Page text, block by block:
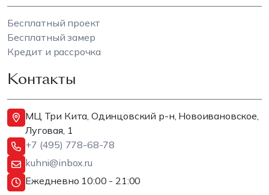
Бесплатный проект
Бесплатный замер
Кредит и рассрочка
Контакты
МЦ Три Кита, Одинцовский р-н, Новоивановское,
Луговая, 1
+7 (495) 778-68-78
kuhni@inbox.ru
Ежедневно 10:00 - 21:00